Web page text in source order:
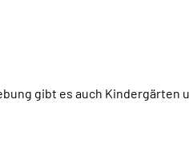
gibt es auch Kindergärten